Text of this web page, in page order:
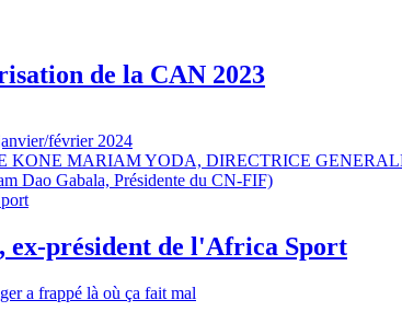
de la CAN 2023
février 2024
MARIAM YODA, DIRECTRICE
Dao Gabala, Présidente du CN-FIF)
ex-président de l'Africa Sport
a frappé là où ça fait mal